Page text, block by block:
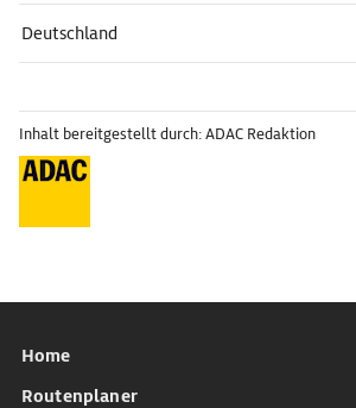
Deutschland
Inhalt bereitgestellt durch: ADAC Redaktion
Home
Routenplaner